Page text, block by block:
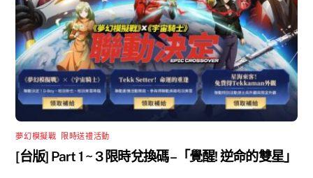
夢幻模擬戰 限時送禮活動
[台版] Part 1 ~ 3 限時兌換碼 –「覺醒! 逆命的雙星」